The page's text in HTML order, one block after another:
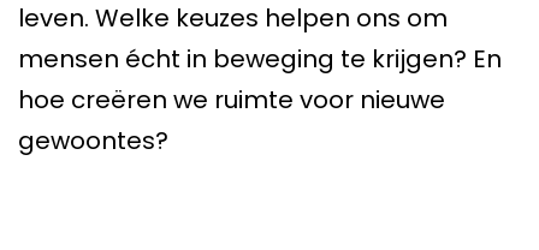
leven. Welke keuzes helpen ons om
mensen écht in beweging te krijgen? En
hoe creëren we ruimte voor nieuwe
gewoontes?